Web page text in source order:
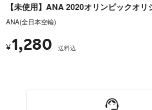
【未使用】ANA 2020オリンピックオリ
ANA(全日本空輸)
¥1,280 送料込